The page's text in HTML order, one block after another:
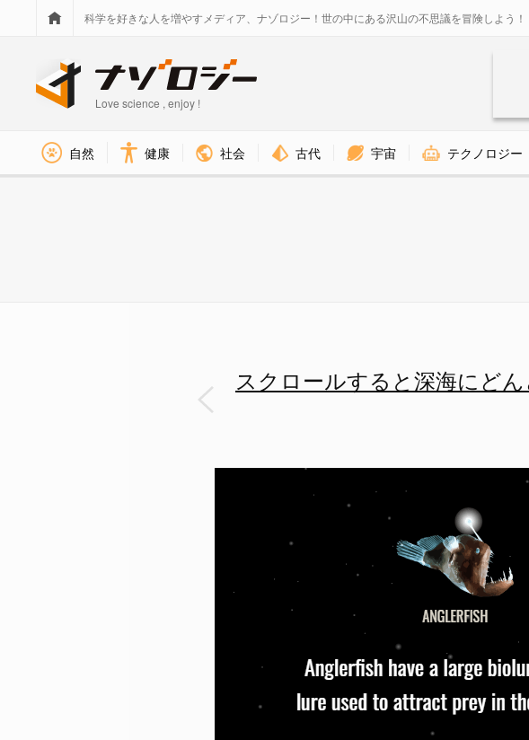
科学を好きな人を増やすメディア、ナゾロジー！世の中にある沢山の不思議を冒険しよう！
Love science , enjoy !
自然 健康 社会 古代 宇宙 テクノロジー
スクロールすると深海にど